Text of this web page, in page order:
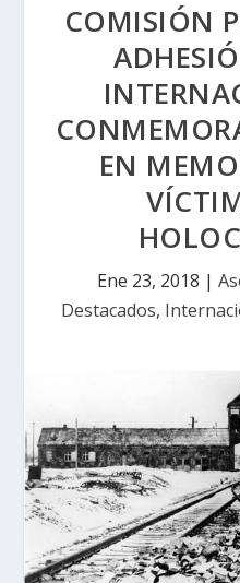
COMISIÓN
EN
Ene 23, 2018 |
Destacados,